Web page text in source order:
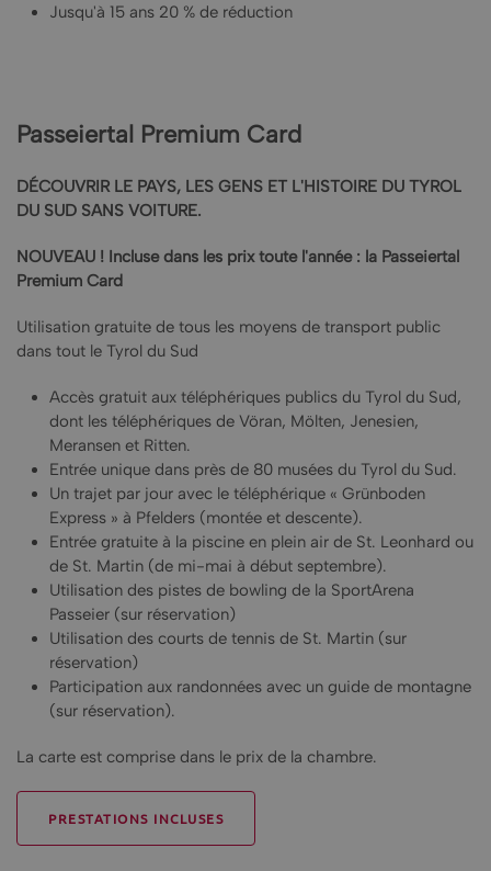
Jusqu'à 15 ans 20 % de réduction
Passeiertal Premium Card
DÉCOUVRIR LE PAYS, LES GENS ET L'HISTOIRE DU TYROL
DU SUD SANS VOITURE.
NOUVEAU ! Incluse dans les prix toute l'année : la Passeiertal
Premium Card
Utilisation gratuite de tous les moyens de transport public
dans tout le Tyrol du Sud
Accès gratuit aux téléphériques publics du Tyrol du Sud,
dont les téléphériques de Vöran, Mölten, Jenesien,
Meransen et Ritten.
Entrée unique dans près de 80 musées du Tyrol du Sud.
Un trajet par jour avec le téléphérique « Grünboden
Express » à Pfelders (montée et descente).
Entrée gratuite à la piscine en plein air de St. Leonhard ou
de St. Martin (de mi-mai à début septembre).
Utilisation des pistes de bowling de la SportArena
Passeier (sur réservation)
Utilisation des courts de tennis de St. Martin (sur
réservation)
Participation aux randonnées avec un guide de montagne
(sur réservation).
La carte est comprise dans le prix de la chambre.
PRESTATIONS INCLUSES